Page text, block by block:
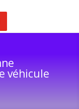
véhicule